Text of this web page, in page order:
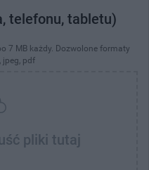
telefonu, tabletu)
7 MB każdy. Dozwolone formaty
jpeg, pdf
pliki tutaj